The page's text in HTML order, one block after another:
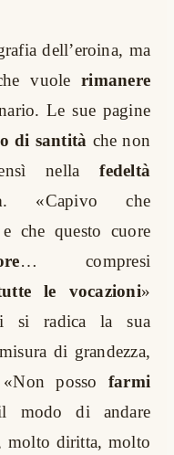
dell’eroina, ma
vuole rimanere
Le sue pagine
di santità che non
nella
fedeltà
. «Capivo che
e che questo cuore
… compresi
le vocazioni»
si radica la sua
di grandezza,
posso
farmi
modo di andare
molto diritta, molto